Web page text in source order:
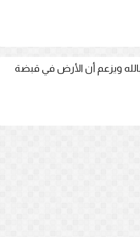
بالله ويزعم أن الأرض في قبضة